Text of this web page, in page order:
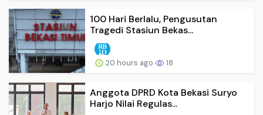
100 Hari Berlalu, Pengusutan
Tragedi Stasiun Bekas...
20 hours ago 18
Anggota DPRD Kota Bekasi Suryo
Harjo Nilai Regulas...